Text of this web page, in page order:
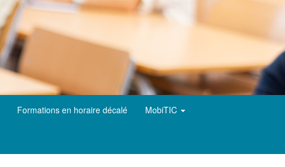
Formations en horaire décalé MobiTIC